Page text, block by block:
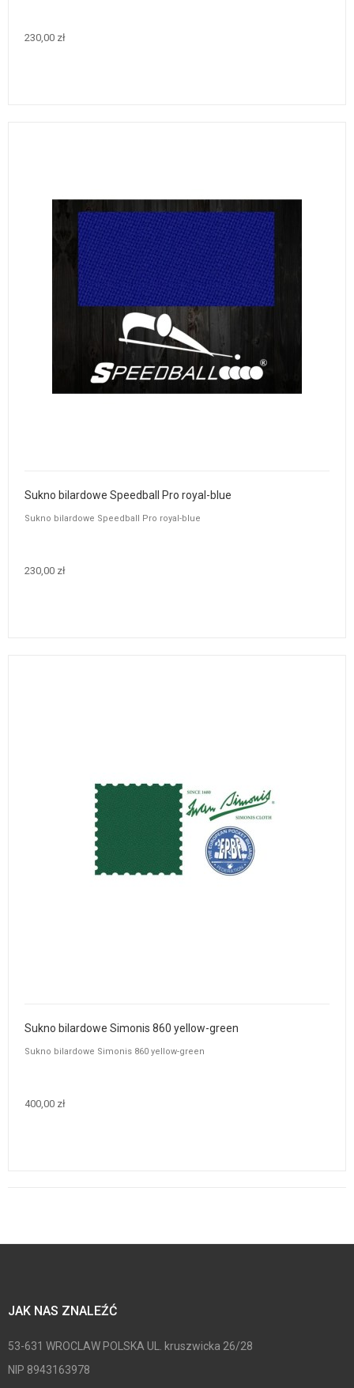
230,00 zł
Sukno bilardowe Speedball Pro royal-blue
Sukno bilardowe Speedball Pro royal-blue
230,00 zł
Sukno bilardowe Simonis 860 yellow-green
Sukno bilardowe Simonis 860 yellow-green
400,00 zł
JAK NAS ZNALEŹĆ
53-631 WROCLAW POLSKA UL. kruszwicka 26/28
NIP 8943163978